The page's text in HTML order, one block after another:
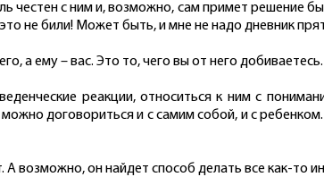
честен с ним и, возможно, сам примет решение
не били! Может быть, и мне не надо дневник
а ему – вас. Это то, чего вы от него добиваетесь.
реакции, относиться к ним с
договориться и с самим собой, и с
А возможно, он найдет способ делать все как-то